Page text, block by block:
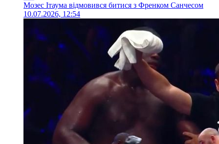
Мозес Ітаума відмовився битися з Френком Санчесом
10.07.2026, 12:54